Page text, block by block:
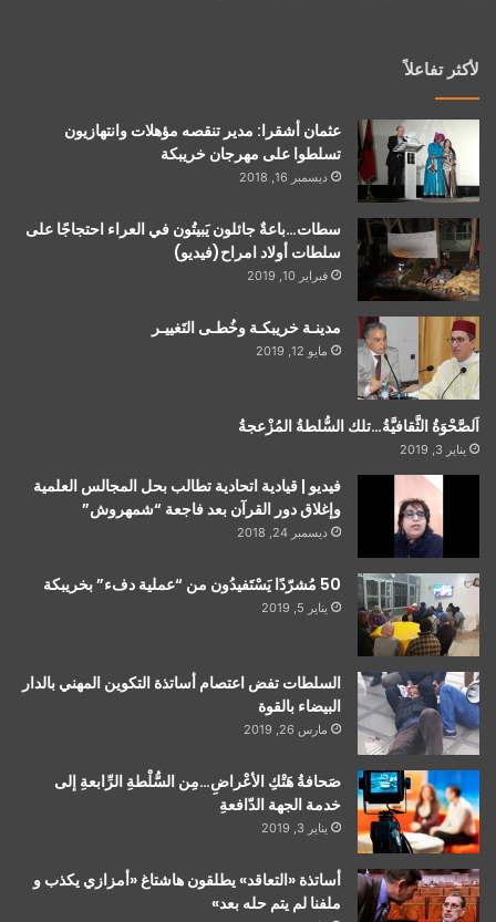
لأكثر تفاعلاً
عثمان أشقرا: مدير تنقصه مؤهلات وانتهازيون
تسلطوا على مهرجان خريبكة
ديسمبر 16, 2018
سطات…باعةٌ جائلون يَبيتُون في العراء احتجاجًا على
سلطات أولاد امراح(فيديو)
فبراير 10, 2019
مدينـة خريبكـة وخُطـى التَغييـر
مايو 12, 2019
اَلصَّحْوَةُ الثَّقافيَّةُ…تلك السُّلطةُ المُزْعجةُ
يناير 3, 2019
فيديو | قيادية اتحادية تطالب بحل المجالس العلمية
وإغلاق دور القرآن بعد فاجعة “شمهروش”
ديسمبر 24, 2018
50 مُشرّدًا يَسْتَفيدُون من “عملية دفء” بخريبكة
يناير 5, 2019
السلطات تفض اعتصام أساتذة التكوين المهني بالدار
البيضاء بالقوة
مارس 26, 2019
صَحافةُ هَتْكِ الأعْراضِ…مِن السُّلْطةِ الرِّابعةِ إلى
خدمة الجهة الدّافعةِ
يناير 3, 2019
أساتذة «التعاقد» يطلقون هاشتاغ «أمزازي يكذب و
ملفنا لم يتم حله بعد»